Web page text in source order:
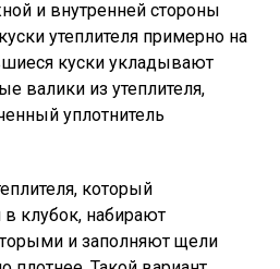
и внутренней стороны
утеплителя примерно на
куски укладывают
валики из утеплителя,
уплотнитель
который
клубок, набирают
и заполняют щели